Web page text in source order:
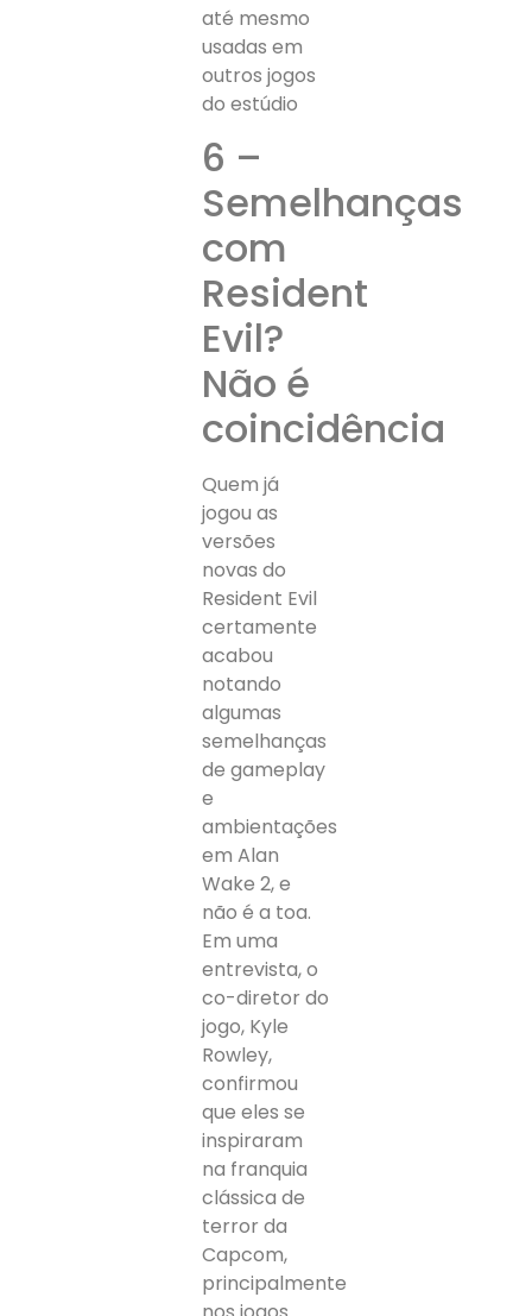
até mesmo
usadas em
outros jogos
do estúdio
6 –
Semelhanças
com
Resident
Evil?
Não é
coincidência
Quem já
jogou as
versões
novas do
Resident Evil
certamente
acabou
notando
algumas
semelhanças
de gameplay
e
ambientações
em Alan
Wake 2, e
não é a toa.
Em uma
entrevista, o
co-diretor do
jogo, Kyle
Rowley,
confirmou
que eles se
inspiraram
na franquia
clássica de
terror da
Capcom,
principalmente